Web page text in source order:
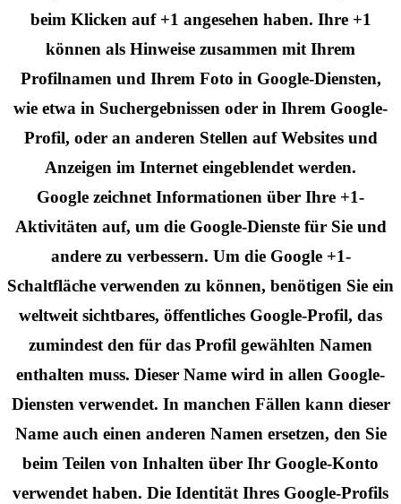
beim Klicken auf +1 angesehen haben. Ihre +1
können als Hinweise zusammen mit Ihrem
Profilnamen und Ihrem Foto in Google-Diensten,
wie etwa in Suchergebnissen oder in Ihrem Google-
Profil, oder an anderen Stellen auf Websites und
Anzeigen im Internet eingeblendet werden.
Google zeichnet Informationen über Ihre +1-
Aktivitäten auf, um die Google-Dienste für Sie und
andere zu verbessern. Um die Google +1-
Schaltfläche verwenden zu können, benötigen Sie ein
weltweit sichtbares, öffentliches Google-Profil, das
zumindest den für das Profil gewählten Namen
enthalten muss. Dieser Name wird in allen Google-
Diensten verwendet. In manchen Fällen kann dieser
Name auch einen anderen Namen ersetzen, den Sie
beim Teilen von Inhalten über Ihr Google-Konto
verwendet haben. Die Identität Ihres Google-Profils